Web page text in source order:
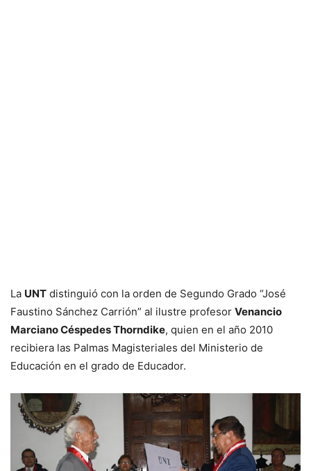
La UNT distinguió con la orden de Segundo Grado “José
Faustino Sánchez Carrión” al ilustre profesor Venancio
Marciano Céspedes Thorndike, quien en el año 2010
recibiera las Palmas Magisteriales del Ministerio de
Educación en el grado de Educador.